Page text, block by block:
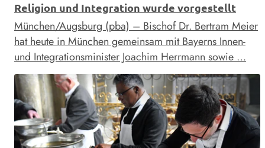
Religion und Integration wurde vorgestellt
München/Augsburg (pba) – Bischof Dr. Bertram Meier
hat heute in München gemeinsam mit Bayerns Innen-
und Integrationsminister Joachim Herrmann sowie …